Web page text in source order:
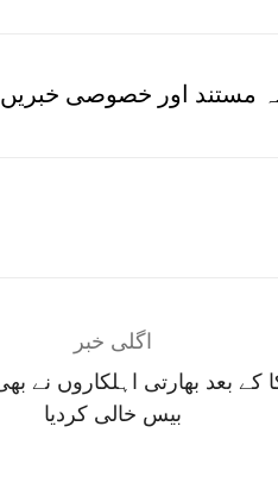
مستند اور خصوصی
اگلی خبر
کے بعد بھارتی اہلکاروں نے
بیس خالی کردیا